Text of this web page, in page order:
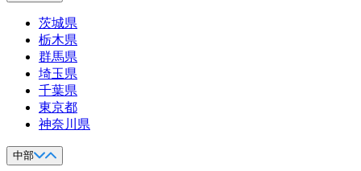
茨城県
栃木県
群馬県
埼玉県
千葉県
東京都
神奈川県
中部